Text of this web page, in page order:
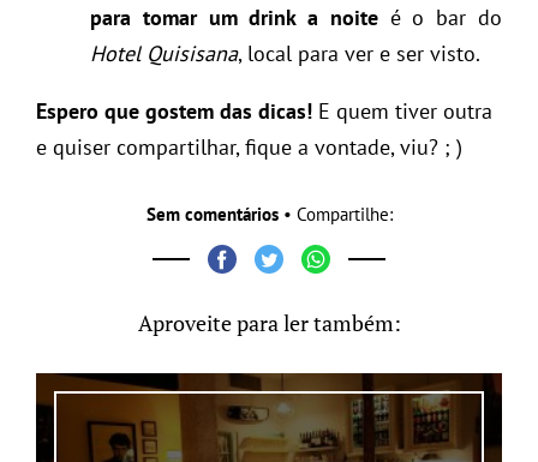
para tomar um drink a noiteé o bar do
Hotel Quisisana, local para ver e ser visto.
Espero que gostem das dicas! E quem tiver outra
e quiser compartilhar, fique a vontade, viu? ; )
Sem comentários• Compartilhe:
Aproveite para ler também: